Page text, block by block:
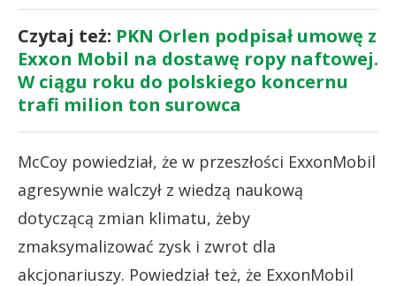
Czytaj też: PKN Orlen podpisał umowę z
Exxon Mobil na dostawę ropy naftowej.
W ciągu roku do polskiego koncernu
trafi milion ton surowca
McCoy powiedział, że w przeszłości ExxonMobil
agresywnie walczył z wiedzą naukową
dotyczącą zmian klimatu, żeby
zmaksymalizować zysk i zwrot dla
akcjonariuszy. Powiedział też, że ExxonMobil